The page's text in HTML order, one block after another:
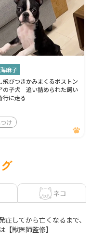
麻子
飛びつきかみまくるボストン
の子犬 追い詰められた飼い
行に走る
つけ
ネコ
してから亡くなるまで、
【獣医師監修】